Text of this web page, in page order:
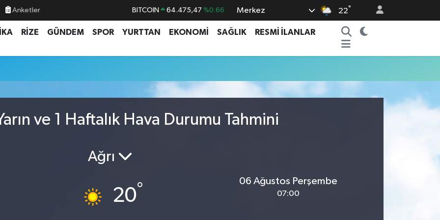
Anketler BITCOIN 64.475,47 %0.66
DOLAR 47,5971 %0.05
GRAM ALTIN 6527.85 %0.54
BİST100 13.703 %0
Merkez 22°
RİZE GÜNDEM SPOR YURTTAN EKONOMİ SAĞLIK
RESMİ İLANLAR
ve 1 Haftalık Hava Durumu Tahmini
Ağrı
20°
06 Ağustos Perşembe
07:00